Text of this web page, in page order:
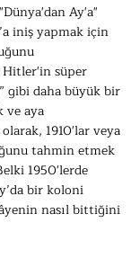
Ay'a"
iniş yapmak için
Hitler'in süper
gibi daha büyük bir
ve aya
1910'lar veya
tahmin etmek
1950'lerde
bir koloni
nasıl bittiğini